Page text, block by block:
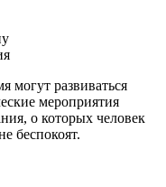
могут развиваться
мероприятия
о которых человек
беспокоят.